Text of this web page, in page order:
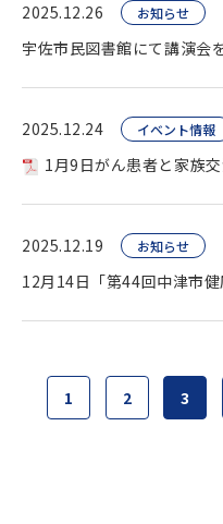
2025.12.26 お知らせ
宇佐市民図書館にて講演会
2025.12.24 イベント情報
1月9日がん患者と家族
2025.12.19 お知らせ
1 2 3